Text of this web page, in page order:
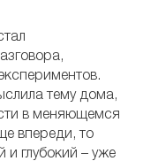
тему дома,
в меняющемся
впереди, то
глубокий – уже